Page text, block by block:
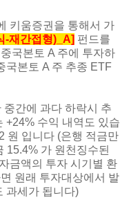
키움증권을 통해서 가
-재간접형)_A] 펀드를
국본토 A 주에 투자하
국본토 A 주 추종 ETF
간에 과다 하락시 추
+24% 수익 내역도 있습
원 입니다 (은행 적금만
15.4% 가 원천징수된
금액의 투자 시기별 환
원래 투자대상에서 발
과세가 됩니다)